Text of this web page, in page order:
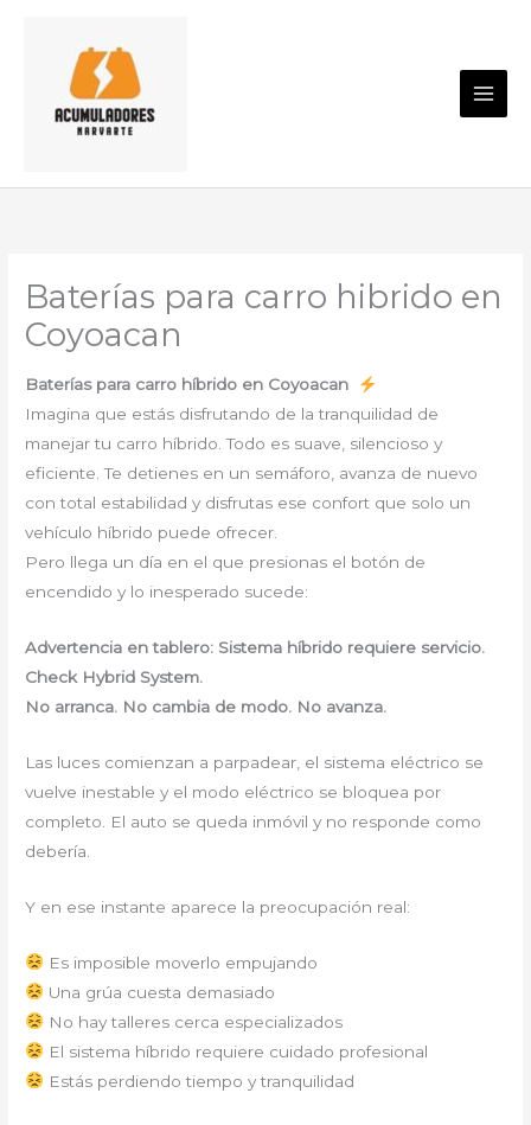
contenido
Baterías para carro hibrido en
Coyoacan
Baterías para carro híbrido en Coyoacan
Imagina que estás disfrutando de la tranquilidad de
manejar tu carro híbrido. Todo es suave, silencioso y
eficiente. Te detienes en un semáforo, avanza de nuevo
con total estabilidad y disfrutas ese confort que solo un
vehículo híbrido puede ofrecer.
Pero llega un día en el que presionas el botón de
encendido y lo inesperado sucede:
Advertencia en tablero: Sistema híbrido requiere servicio.
Check Hybrid System.
No arranca. No cambia de modo. No avanza.
Las luces comienzan a parpadear, el sistema eléctrico se
vuelve inestable y el modo eléctrico se bloquea por
completo. El auto se queda inmóvil y no responde como
debería.
Y en ese instante aparece la preocupación real:
Es imposible moverlo empujando
Una grúa cuesta demasiado
No hay talleres cerca especializados
El sistema híbrido requiere cuidado profesional
Estás perdiendo tiempo y tranquilidad